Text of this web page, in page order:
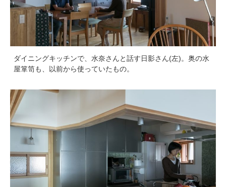
ダイニングキッチンで、水奈さんと話す日影さん(左)。奥の水
屋箪笥も、以前から使っていたもの。